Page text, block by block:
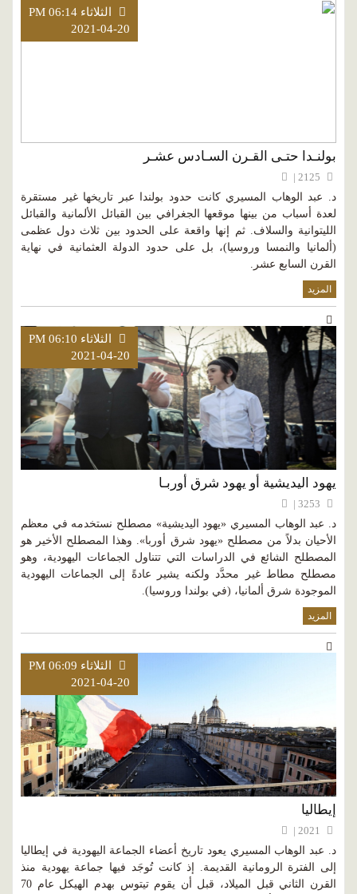
الثلاثاء PM 06:14
2021-04-20
بولنـدا حتـى القـرن السـادس عشـر
د. عبد الوهاب المسيري كانت حدود بولندا عبر تاريخها غير مستقرة
لعدة أسباب من بينها موقعها الجغرافي بين القبائل الألمانية والقبائل
الليتوانية والسلاف. ثم إنها واقعة على الحدود بين ثلاث دول عظمى
(ألمانيا والنمسا وروسيا)، بل على حدود الدولة العثمانية في نهاية
القرن السابع عشر.
المزيد
الثلاثاء PM 06:10
2021-04-20
يهود اليديشية أو يهود شرق أوربـا
د. عبد الوهاب المسيري «يهود اليديشية» مصطلح نستخدمه في معظم
الأحيان بدلاً من مصطلح «يهود شرق أوربا». وهذا المصطلح الأخير هو
المصطلح الشائع في الدراسات التي تتناول الجماعات اليهودية، وهو
مصطلح مطاط غير محدَّد ولكنه يشير عادةً إلى الجماعات اليهودية
الموجودة شرق ألمانيا، (في بولندا وروسيا).
المزيد
الثلاثاء PM 06:09
2021-04-20
إيطاليا
د. عبد الوهاب المسيري يعود تاريخ أعضاء الجماعة اليهودية في إيطاليا
إلى الفترة الرومانية القديمة. إذ كانت تُوجَد فيها جماعة يهودية منذ
القرن الثاني قبل الميلاد، قبل أن يقوم تيتوس بهدم الهيكل عام 70